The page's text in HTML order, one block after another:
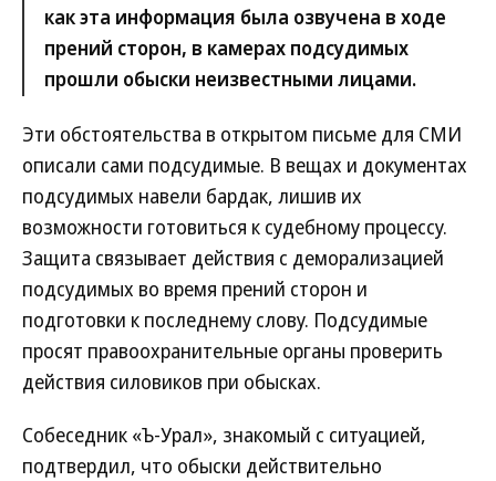
как эта информация была озвучена в ходе
прений сторон, в камерах подсудимых
прошли обыски неизвестными лицами.
Эти обстоятельства в открытом письме для СМИ
описали сами подсудимые. В вещах и документах
подсудимых навели бардак, лишив их
возможности готовиться к судебному процессу.
Защита связывает действия с деморализацией
подсудимых во время прений сторон и
подготовки к последнему слову. Подсудимые
просят правоохранительные органы проверить
действия силовиков при обысках.
Собеседник «Ъ-Урал», знакомый с ситуацией,
подтвердил, что обыски действительно